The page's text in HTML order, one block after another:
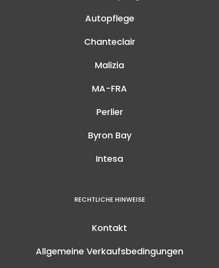
Autopflege
Chanteclair
Malizia
MA-FRA
Perlier
Byron Bay
Intesa
RECHTLICHE HINWEISE
Kontakt
Allgemeine Verkaufsbedingungen